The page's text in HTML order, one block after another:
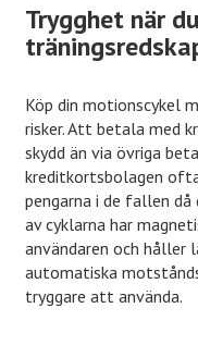
Trygghet när
Köp din motionscykel
risker. Att betala med
skydd än via övriga
kreditkortsbolagen
pengarna i de fallen
av cyklarna har
användaren och håller
automatiska
tryggare att använda.